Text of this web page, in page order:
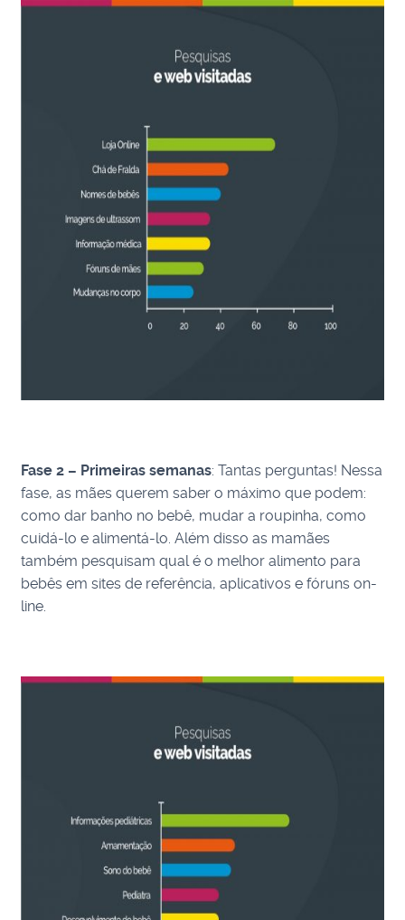
Fase 2 – Primeiras semanas: Tantas perguntas! Nessa
fase, as mães querem saber o máximo que podem:
como dar banho no bebê, mudar a roupinha, como
cuidá-lo e alimentá-lo. Além disso as mamães
também pesquisam qual é o melhor alimento para
bebês em sites de referência, aplicativos e fóruns on-
line.